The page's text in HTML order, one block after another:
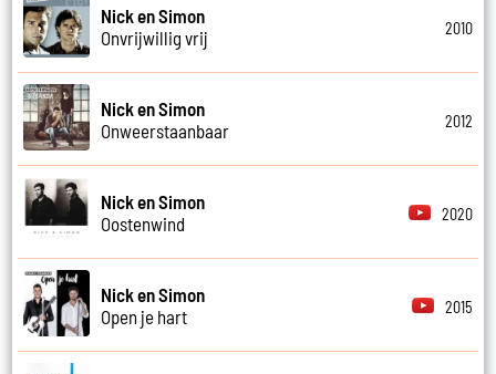
Nick en Simon
Onvrijwillig vrij
2010
Nick en Simon
Onweerstaanbaar
2012
Nick en Simon
Oostenwind
2020
Nick en Simon
Open je hart
2015